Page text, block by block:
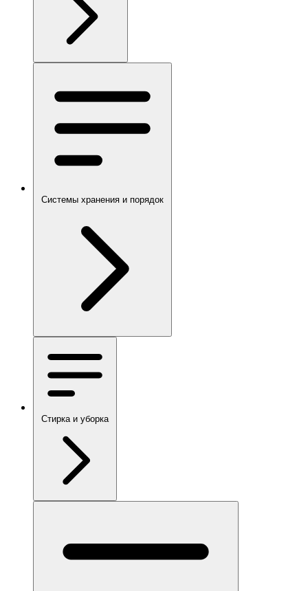
Системы хранения и порядок
Стирка и уборка